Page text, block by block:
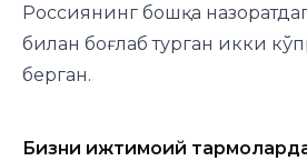
Россиянинг бошқа
билан боғлаб турган икки
берган.
Бизни ижтимоий